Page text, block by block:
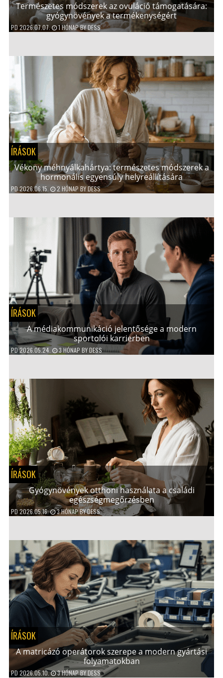
Természetes módszerek az ovuláció támogatására:
gyógynövények a termékenységért
PD2026.07.07. 1 HÓNAPBYDESS
ÍRÁSOK
Vékony méhnyálkahártya: természetes módszerek a
hormonális egyensúly helyreállítására
PD 2026.06.15. 2 HÓNAP BYDESS
ÍRÁSOK
A médiakommunikáció jelentősége a modern
sportolói karrierben
PD2026.05.24. 3 HÓNAP BYDESS
ÍRÁSOK
Gyógynövények otthoni használata a családi
egészségmegőrzésben
PD2026.05.16. 3 HÓNAPBYDESS
ÍRÁSOK
A matricázó operátorok szerepe a modern gyártási
folyamatokban
PD 2026.05.10. 3 HÓNAPBYDESS